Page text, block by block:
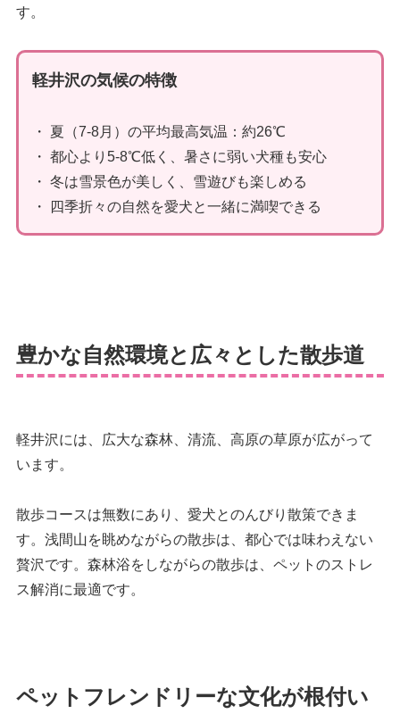
す。
軽井沢の気候の特徴
・ 夏（7-8月）の平均最高気温：約26℃
・ 都心より5-8℃低く、暑さに弱い犬種も安心
・ 冬は雪景色が美しく、雪遊びも楽しめる
・ 四季折々の自然を愛犬と一緒に満喫できる
豊かな自然環境と広々とした散歩道
軽井沢には、広大な森林、清流、高原の草原が広がって
います。
散歩コースは無数にあり、愛犬とのんびり散策できま
す。浅間山を眺めながらの散歩は、都心では味わえない
贅沢です。森林浴をしながらの散歩は、ペットのストレ
ス解消に最適です。
ペットフレンドリーな文化が根付い